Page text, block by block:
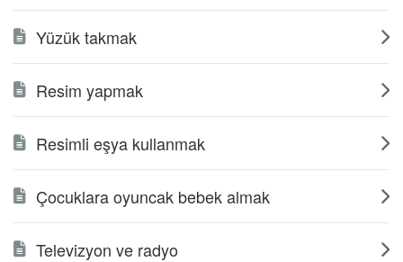
Yüzük takmak
Resim yapmak
Resimli eşya kullanmak
Çocuklara oyuncak bebek almak
Televizyon ve radyo